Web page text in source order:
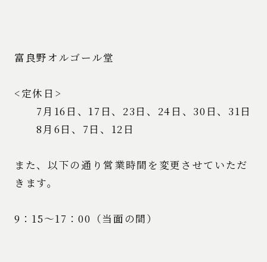
富良野オルゴール堂
<定休日>
7月16日、17日、23日、24日、30日、31日
8月6日、7日、12日
また、以下の通り営業時間を変更させていただ
きます。
9：15～17：00（当面の間）